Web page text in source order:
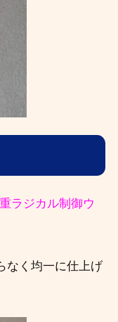
ラジカル制御ウ
なく均一に仕上げ